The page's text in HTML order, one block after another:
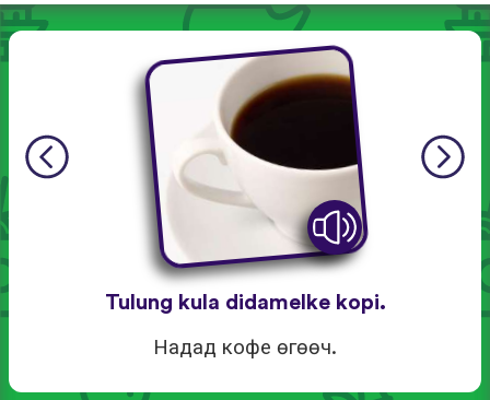
Tulung kula didamelke kopi.
Надад кофе өгөөч.